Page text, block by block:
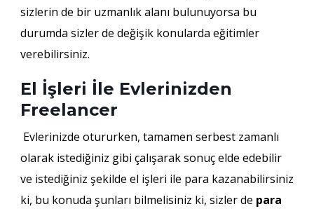
sizlerin de bir uzmanlık alanı bulunuyorsa bu
durumda sizler de değişik konularda eğitimler
verebilirsiniz.
El İşleri İle Evlerinizden
Freelancer
Evlerinizde otururken, tamamen serbest zamanlı
olarak istediğiniz gibi çalışarak sonuç elde edebilir
ve istediğiniz şekilde el işleri ile para kazanabilirsiniz
ki, bu konuda şunları bilmelisiniz ki, sizler de para